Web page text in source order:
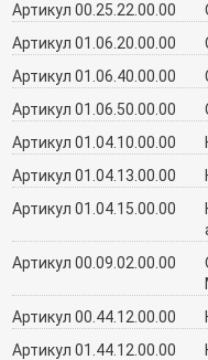
Артикул 00.25.22.00.00
Артикул 01.06.20.00.00
Артикул 01.06.40.00.00
Артикул 01.06.50.00.00
Артикул 01.04.10.00.00
Артикул 01.04.13.00.00
Артикул 01.04.15.00.00
Артикул 00.09.02.00.00
Артикул 00.44.12.00.00
Артикул 01.44.12.00.00